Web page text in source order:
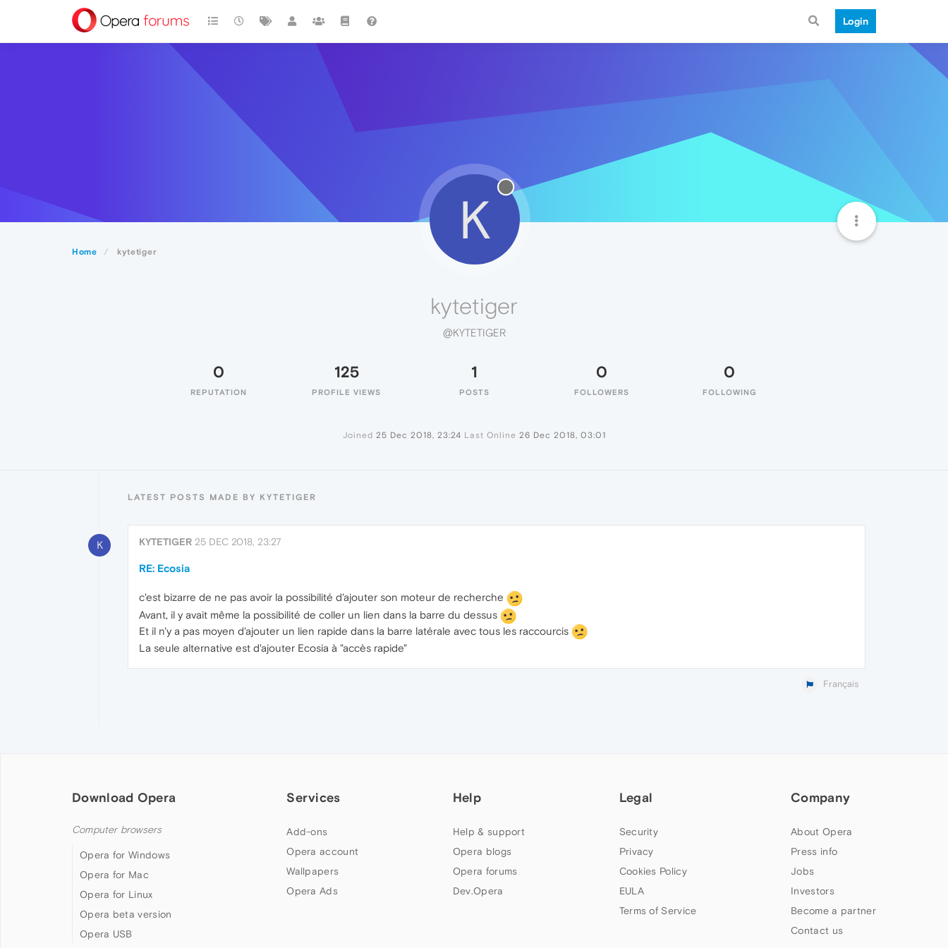
Login
Home kytetiger
K
kytetiger
@KYTETIGER
0
REPUTATION
125
PROFILE VIEWS
1
POSTS
0
FOLLOWERS
0
FOLLOWING
Joined 25 Dec 2018, 23:24 Last Online 26 Dec 2018, 03:01
LATEST POSTS MADE BY KYTETIGER
K KYTETIGER 25 DEC 2018, 23:27
RE: Ecosia
c'est bizarre de ne pas avoir la possibilité d'ajouter son moteur de recherche
Avant, il y avait même la possibilité de coller un lien dans la barre du dessus
Et il n'y a pas moyen d'ajouter un lien rapide dans la barre latérale avec tous les raccourcis
La seule alternative est d'ajouter Ecosia à "accès rapide"
Français
Download Opera
Computer browsers
Opera for Windows
Opera for Mac
Opera for Linux
Opera beta version
Opera USB
Services
Add-ons
Opera account
Wallpapers
Opera Ads
Help
Help & support
Opera blogs
Opera forums
Dev.Opera
Legal
Security
Privacy
Cookies Policy
EULA
Terms of Service
Company
About Opera
Press info
Jobs
Investors
Become a partner
Contact us